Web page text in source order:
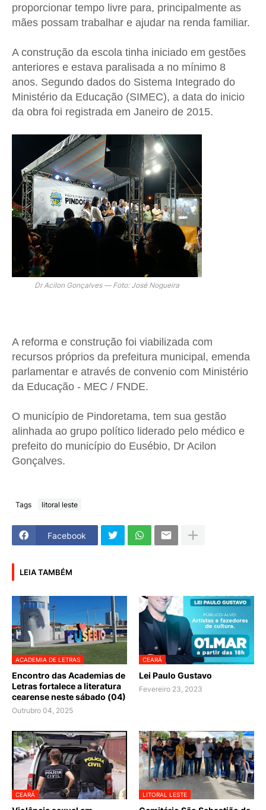
proporcionar tempo livre para, principalmente as
mães possam trabalhar e ajudar na renda familiar.
A construção da escola tinha iniciado em gestões
anteriores e estava paralisada a no mínimo 8
anos. Segundo dados do Sistema Integrado do
Ministério da Educação (SIMEC), a data do inicio
da obra foi registrada em Janeiro de 2015.
Dr Acilon Gonçalves — Foto: José Nogueira
A reforma e construção foi viabilizada com
recursos próprios da prefeitura municipal, emenda
parlamentar e através de convenio com Ministério
da Educação - MEC / FNDE.
O município de Pindoretama, tem sua gestão
alinhada ao grupo político liderado pelo médico e
prefeito do município do Eusébio, Dr Acilon
Gonçalves.
Tags litoral leste
Facebook
LEIA TAMBÉM
ACADEMIA DE LETRAS
Encontro das Academias de
Letras fortalece a literatura
cearense neste sábado (04)
Outrubro 04, 2025
CEARÁ
Lei Paulo Gustavo
Fevereiro 23, 2023
CEARÁ LITORAL LESTE